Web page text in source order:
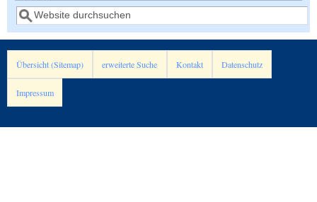
Suche
Übersicht (Sitemap) erweiterte Suche Kontakt Datenschutz
Impressum